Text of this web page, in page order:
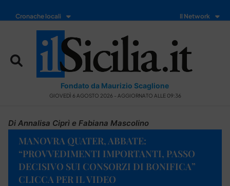
Cronache locali Il Network
Fondato da Maurizio Scaglione
GIOVEDÌ 6 AGOSTO 2026 - AGGIORNATO ALLE 09:36
Di Annalisa Ciprì e Fabiana Mascolino
MANOVRA QUATER, ABBATE:
“PROVVEDIMENTI IMPORTANTI, PASSO
DECISIVO SUI CONSORZI DI BONIFICA”
CLICCA PER IL VIDEO